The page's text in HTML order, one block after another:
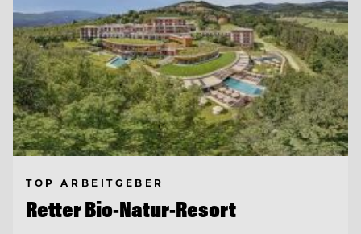
TOP ARBEITGEBER
Retter Bio-Natur-Resort